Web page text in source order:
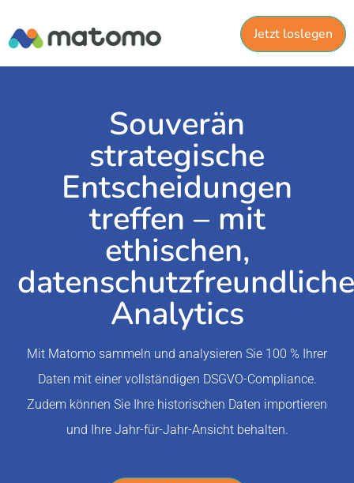
Jetzt loslegen
Souverän
strategische
Entscheidungen
treffen – mit
ethischen,
Analytics
Mit Matomo sammeln und analysieren Sie 100 % Ihrer
Daten mit einer vollständigen DSGVO-Compliance.
Zudem können Sie Ihre historischen Daten importieren
und Ihre Jahr-für-Jahr-Ansicht behalten.